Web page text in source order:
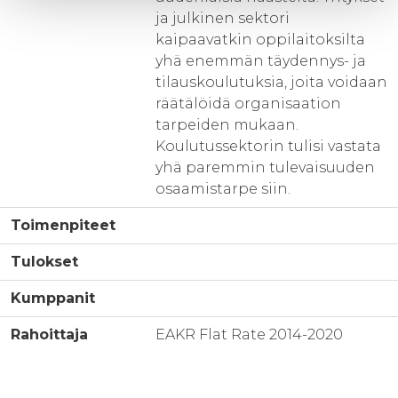
ja julkinen sektori
kaipaavatkin oppilaitoksilta
yhä enemmän täydennys- ja
tilauskoulutuksia, joita voidaan
räätälöidä organisaation
tarpeiden mukaan.
Koulutussektorin tulisi vastata
yhä paremmin tulevaisuuden
osaamistarpe siin.
Toimenpiteet
Tulokset
Kumppanit
Rahoittaja EAKR Flat Rate 2014-2020